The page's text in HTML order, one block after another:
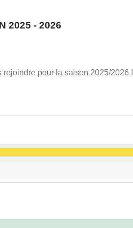
2025 - 2026
pour la saison 2025/2026 !